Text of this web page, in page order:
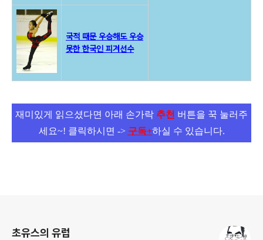
국적 때문 우승해도 우승
못한 한국인 피겨선수
재미있게 읽으셨다면 아래 손가락 추천 버튼을 꾹 눌러주
세요~! 클릭하시면 -> 구독+하실 수 있습니다.
초유스의 유럽